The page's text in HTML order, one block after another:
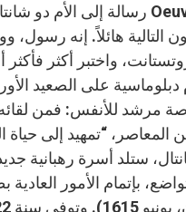
التالية هائلاً. إنه
واختبر أكثر فأكثر
على الصعيد
للأنفس: فمن لقائه
المعاصر، “تمهيد إلى
ستلد أسرة رهبانية
بإتمام الأمور العادية